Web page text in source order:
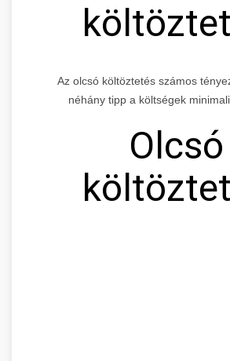
Az olcsó költöztetés számos
néhány tipp a költségek
Olcsó